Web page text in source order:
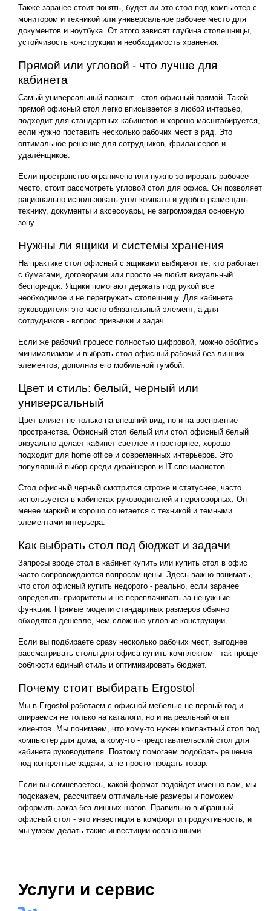
Также заранее стоит понять, будет ли это стол под компьютер с
монитором и техникой или универсальное рабочее место для
документов и ноутбука. От этого зависят глубина столешницы,
устойчивость конструкции и необходимость хранения.
Прямой или угловой - что лучше для
кабинета
Самый универсальный вариант - стол офисный прямой. Такой
прямой офисный стол легко вписывается в любой интерьер,
подходит для стандартных кабинетов и хорошо масштабируется,
если нужно поставить несколько рабочих мест в ряд. Это
оптимальное решение для сотрудников, фрилансеров и
удалёнщиков.
Если пространство ограничено или нужно зонировать рабочее
место, стоит рассмотреть угловой стол для офиса. Он позволяет
рационально использовать угол комнаты и удобно размещать
технику, документы и аксессуары, не загромождая основную
зону.
Нужны ли ящики и системы хранения
На практике стол офисный с ящиками выбирают те, кто работает
с бумагами, договорами или просто не любит визуальный
беспорядок. Ящики помогают держать под рукой все
необходимое и не перегружать столешницу. Для кабинета
руководителя это часто обязательный элемент, а для
сотрудников - вопрос привычки и задач.
Если же рабочий процесс полностью цифровой, можно обойтись
минимализмом и выбрать стол офисный рабочий без лишних
элементов, дополнив его мобильной тумбой.
Цвет и стиль: белый, черный или
универсальный
Цвет влияет не только на внешний вид, но и на восприятие
пространства. Офисный стол белый или стол офисный белый
визуально делает кабинет светлее и просторнее, хорошо
подходит для home office и современных интерьеров. Это
популярный выбор среди дизайнеров и IT-специалистов.
Стол офисный черный смотрится строже и статуснее, часто
используется в кабинетах руководителей и переговорных. Он
менее маркий и хорошо сочетается с техникой и темными
элементами интерьера.
Как выбрать стол под бюджет и задачи
Запросы вроде стол в кабинет купить или купить стол в офис
часто сопровождаются вопросом цены. Здесь важно понимать,
что стол офисный купить недорого - реально, если заранее
определить приоритеты и не переплачивать за ненужные
функции. Прямые модели стандартных размеров обычно
обходятся дешевле, чем сложные угловые конструкции.
Если вы подбираете сразу несколько рабочих мест, выгоднее
рассматривать столы для офиса купить комплектом - так проще
соблюсти единый стиль и оптимизировать бюджет.
Почему стоит выбирать Ergostol
Мы в Ergostol работаем с офисной мебелью не первый год и
опираемся не только на каталоги, но и на реальный опыт
клиентов. Мы понимаем, что кому-то нужен компактный стол под
компьютер для дома, а кому-то - представительский стол для
кабинета руководителя. Поэтому помогаем подобрать решение
под конкретные задачи, а не просто продать товар.
Если вы сомневаетесь, какой формат подойдет именно вам, мы
подскажем, рассчитаем оптимальные размеры и поможем
оформить заказ без лишних шагов. Правильно выбранный
офисный стол - это инвестиция в комфорт и продуктивность, и
мы умеем делать такие инвестиции осознанными.
Услуги и сервис